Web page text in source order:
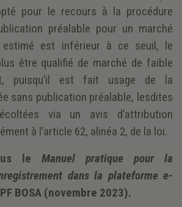
pour le recours à la procédure
préalable pour un marché
est inférieur à ce seuil, le
être qualifié de marché de faible
puisqu’il est fait usage de la
sans publication préalable, lesdites
via un avis d’attribution
à l’article 62, alinéa 2, de la loi.
le Manuel pratique pour la
dans la plateforme e-
BOSA (novembre 2023).